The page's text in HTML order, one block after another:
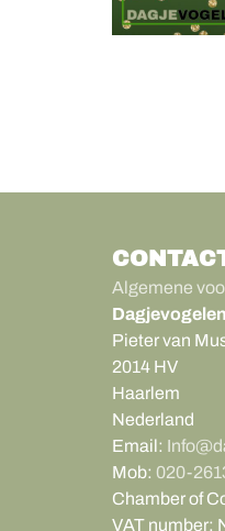
Algemene
Pieter van
2014 HV
Haarlem
Nederland
Email:
Mob: 020-
Chamber of
VAT number: